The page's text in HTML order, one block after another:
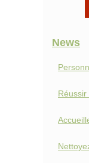
News
Réussir